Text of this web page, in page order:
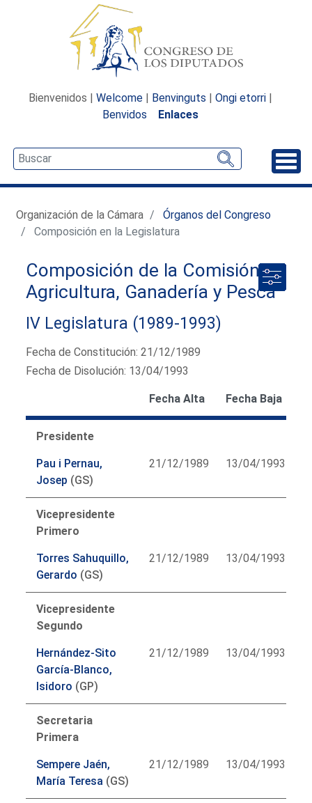
Bienvenidos | Welcome | Benvinguts | Ongi etorri |
Benvidos
Enlaces
Organización de la Cámara
Órganos del Congreso
Composición en la Legislatura
Composición de la Comisión de
Agricultura, Ganadería y Pesca
IV Legislatura (1989-1993)
Fecha de Constitución: 21/12/1989
Fecha de Disolución: 13/04/1993
Fecha Alta Fecha Baja
Presidente
Pau i Pernau,
Josep (GS)
21/12/1989 13/04/1993
Vicepresidente
Primero
Torres Sahuquillo,
Gerardo (GS)
21/12/1989 13/04/1993
Vicepresidente
Segundo
Hernández-Sito
García-Blanco,
Isidoro (GP)
21/12/1989 13/04/1993
Secretaria
Primera
Sempere Jaén,
María Teresa (GS)
21/12/1989 13/04/1993